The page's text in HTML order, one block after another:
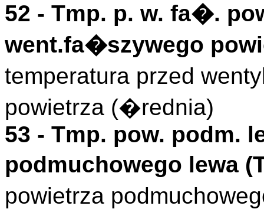
52 - Tmp. p. w. fa�.
went.fa�szywego
temperatura przed
powietrza (�rednia)
53 - Tmp. pow. podm.
podmuchowego lewa (
powietrza